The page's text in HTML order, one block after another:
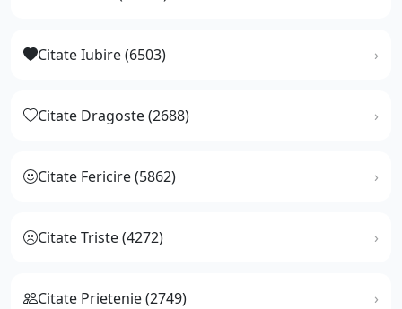
Citate Iubire (6503)
Citate Dragoste (2688)
Citate Fericire (5862)
Citate Triste (4272)
Citate Prietenie (2749)